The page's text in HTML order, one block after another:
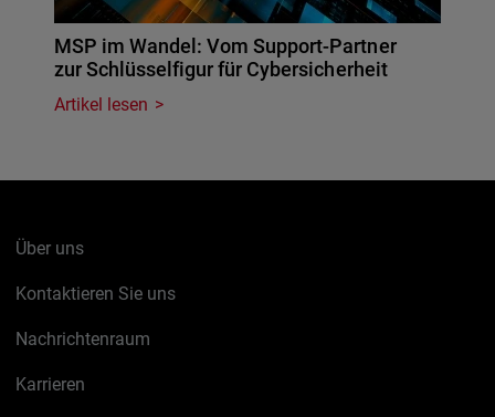
MSP im Wandel: Vom Support-Partner
zur Schlüsselfigur für Cybersicherheit
Artikel lesen
Über uns
Kontaktieren Sie uns
Nachrichtenraum
Karrieren